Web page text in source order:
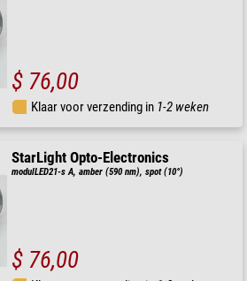
$ 76,00
Klaar voor verzending in 1-2 weken
StarLight Opto-Electronics
modulLED21-s A, amber (590 nm), spot (10°)
$ 76,00